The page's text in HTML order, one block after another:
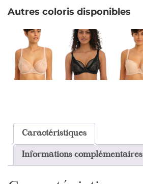
Autres coloris disponibles
Caractéristiques
Informations complémentaires